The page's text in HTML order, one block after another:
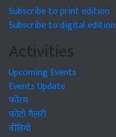
Subscribe to print edition
Subscribe to digital edition
Activities
Upcoming Events
Events Update
फोरम
फोटो गैलरी
वीडियो